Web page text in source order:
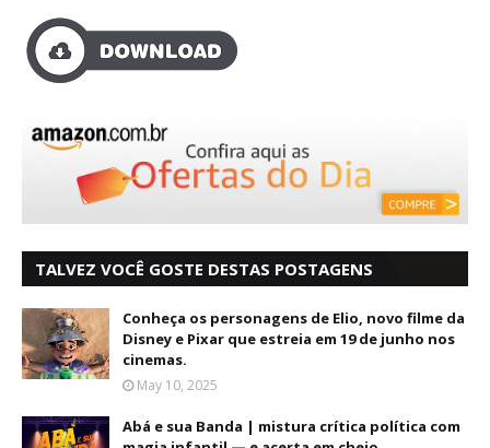
TALVEZ VOCÊ GOSTE DESTAS POSTAGENS
Conheça os personagens de Elio, novo filme da
Disney e Pixar que estreia em 19 de junho nos
cinemas.
May 10, 2025
Abá e sua Banda | mistura crítica política com